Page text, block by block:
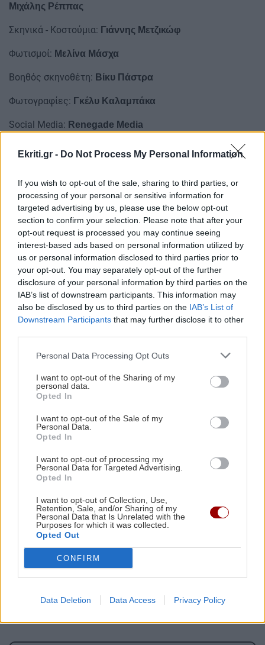
Ekriti.gr - Do Not Process My Personal Information
If you wish to opt-out of the sale, sharing to third parties, or
processing of your personal or sensitive information for
targeted advertising by us, please use the below opt-out
section to confirm your selection. Please note that after your
opt-out request is processed you may continue seeing
interest-based ads based on personal information utilized by
us or personal information disclosed to third parties prior to
your opt-out. You may separately opt-out of the further
disclosure of your personal information by third parties on the
IAB’s list of downstream participants. This information may
also be disclosed by us to third parties on the IAB’s List of
Downstream Participants that may further disclose it to other
Personal Data Processing Opt Outs
I want to opt-out of the Sharing of my
personal data.
Opted In
I want to opt-out of the Sale of my
Personal Data.
Opted In
I want to opt-out of processing my
Personal Data for Targeted Advertising.
Opted In
I want to opt-out of Collection, Use,
Retention, Sale, and/or Sharing of my
Personal Data that Is Unrelated with the
Purposes for which it was collected.
Opted Out
CONFIRM
Data Deletion Data Access Privacy Policy
Μιχάλης Ρέππας
Σκηνικά - Κοστούμια: Γιάννης Μετζικώφ
Φωτισμοί: Μελίνα Μάσχα
Βοηθός σκηνοθέτη: Βίκυ Πάστρα
Φωτογραφίες: Γκέλυ Καλαμπάκα
Social Media: Renegade Media
Οργάνωση παραγωγής: Κωνσταντίνα Νταντάμη
Ώρα έναρξης : 21.30
Προπώληση εισιτηρίωνMORE.COM & ΤΑΜΕΙΟ
ΘΕΑΤΡΟΥ
Αν θέλετε να είστε ένας από τουςπέντε τυχερούςπου
θα κερδίσουν μία διπλή πρόσκλησηγια να
παρακολουθήσουν τη παράσταση που θα γίνει τη Τρίτη 4
Αυγούστου στο Κηποθέατρο Νίκος Καζαντζάκης,
ακολουθήστε τα παρακάτω βήματα:
Κάντε like στη σελίδα
του
ekriti στο facebook πατώντας
σελίδα του ekriti στο facebook *.
Ο διαγωνισμός λήγει τη Δευτέρα 3 Αυγούστου στις 15:00
και οι νικητές θα ανακοινωθούν με σχετικό άρθρο που
θα δημοσιευτεί και στη σελίδα μας στο facebook.
*πρέπει να ακολουθηθούν σωστά όλα τα βήματα, προκειμένου να είναι
έγκυρη η συμμετοχή.
Ακολουθήστε το ekriti.gr στοGoogle Newsκαι
μάθετε πρώτοι όλες τις ειδήσεις για την Κρήτη
και όχι μόνο.
Θέατρο
Κηποθέατρο «Νίκος Καζαντζάκης»